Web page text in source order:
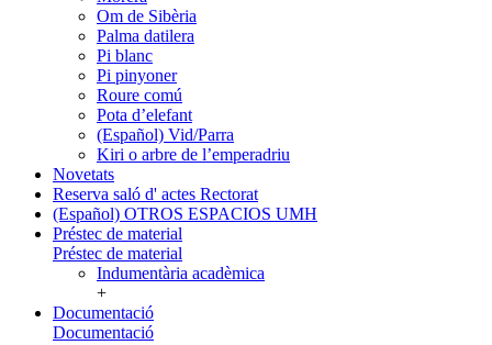
Om de Sibèria
Palma datilera
Pi blanc
Pi pinyoner
Roure comú
Pota d’elefant
(Español) Vid/Parra
Kiri o arbre de l’emperadriu
Novetats
Reserva saló d' actes Rectorat
(Español) OTROS ESPACIOS UMH
Préstec de material
Préstec de material
Indumentària acadèmica
+
Documentació
Documentació